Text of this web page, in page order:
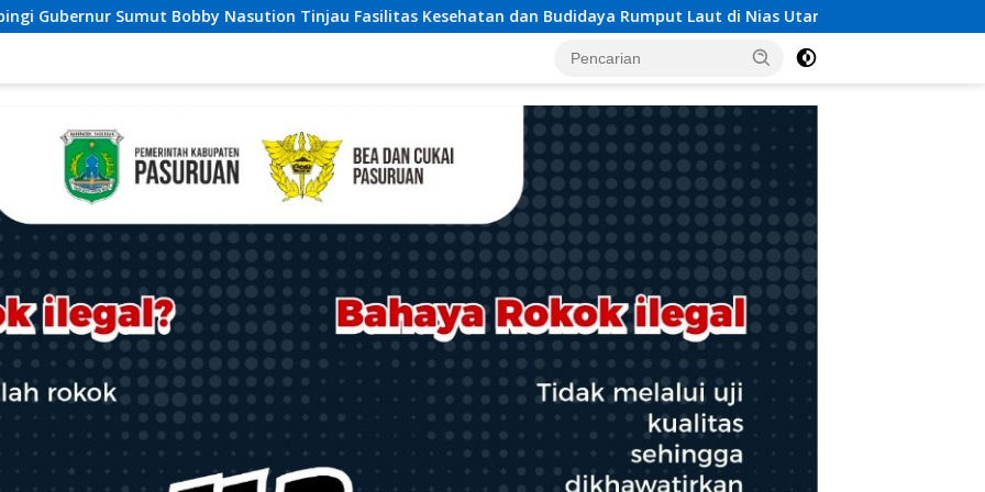
Tinjau Fasilitas Kesehatan dan Budidaya Rumput Laut di Nias Utara Respons Cepat Pos TNI AL Selatpanjang